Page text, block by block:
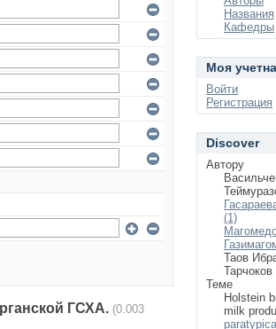
ГСХА. (0.003
Названия
Кафедры
Моя
Войти
Регистрация
Discover
Автору
(1)
Таов
Теме
Holstein
milk